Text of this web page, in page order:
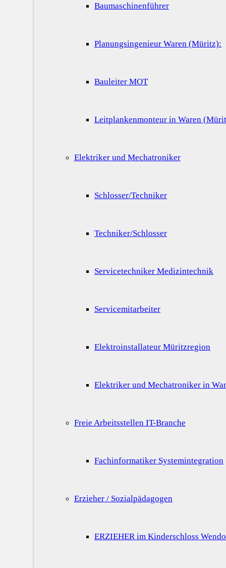
Baumaschinenführer
Planungsingenieur Waren (Müritz):
Bauleiter MOT
Leitplankenmonteur in Waren
Elektriker und Mechatroniker
Schlosser/Techniker
Techniker/Schlosser
Servicetechniker Medizintechnik
Servicemitarbeiter
Elektroinstallateur Müritzregion
Elektriker und Mechatroniker in
Freie Arbeitsstellen IT-Branche
Fachinformatiker Systemintegration
Erzieher / Sozialpädagogen
ERZIEHER im Kinderschloss